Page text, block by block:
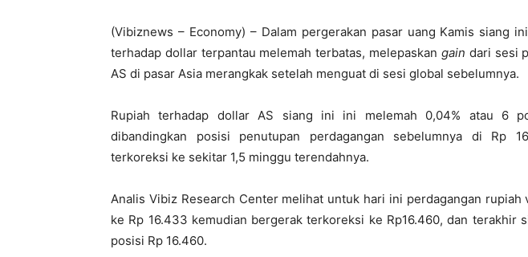
(Vibiznews – Economy) – Dalam pergerakan pasar uang Kamis siang
terhadap dollar terpantau melemah terbatas, melepaskan gain dari sesi
AS di pasar Asia merangkak setelah menguat di sesi global sebelumnya.
Rupiah terhadap dollar AS siang ini ini melemah 0,04% atau 6
dibandingkan posisi penutupan perdagangan sebelumnya di Rp
terkoreksi ke sekitar 1,5 minggu terendahnya.
Analis Vibiz Research Center melihat untuk hari ini perdagangan rupiah
ke Rp 16.433 kemudian bergerak terkoreksi ke Rp16.460, dan terakhir
posisi Rp 16.460.